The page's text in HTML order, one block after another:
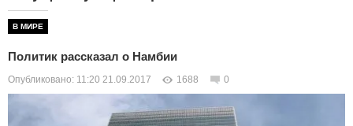
ПОЛИТИКА
ЭКОНОМИКА
В МИРЕ
Политик рассказал о Намбии
Опубликовано: 11:20 21.09.2017 1688 0